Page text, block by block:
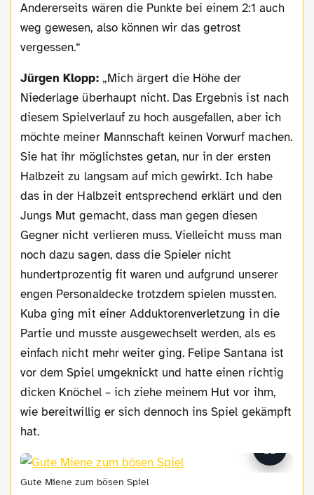
Andererseits wären die Punkte bei einem 2:1 auch
weg gewesen, also können wir das getrost
vergessen.“
Jürgen Klopp:„Mich ärgert die Höhe der
Niederlage überhaupt nicht. Das Ergebnis ist nach
diesem Spielverlauf zu hoch ausgefallen, aber ich
möchte meiner Mannschaft keinen Vorwurf machen.
Sie hat ihr möglichstes getan, nur in der ersten
Halbzeit zu langsam auf mich gewirkt. Ich habe
das in der Halbzeit entsprechend erklärt und den
Jungs Mut gemacht, dass man gegen diesen
Gegner nicht verlieren muss. Vielleicht muss man
noch dazu sagen, dass die Spieler nicht
hundertprozentig fit waren und aufgrund unserer
engen Personaldecke trotzdem spielen mussten.
Kuba ging mit einer Adduktorenverletzung in die
Partie und musste ausgewechselt werden, als es
einfach nicht mehr weiter ging. Felipe Santana ist
vor dem Spiel umgeknickt und hatte einen richtig
dicken Knöchel – ich ziehe meinem Hut vor ihm,
wie bereitwillig er sich dennoch ins Spiel gekämpft
hat.
Gute Miene zum bösen Spiel